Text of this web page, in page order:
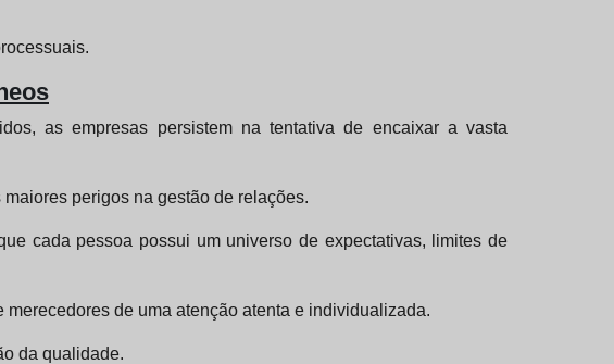
as empresas persistem na tentativa de encaixar a vasta
perigos na gestão de relações.
cada pessoa possui um universo de expectativas, limites de
de uma atenção atenta e individualizada.
da qualidade.